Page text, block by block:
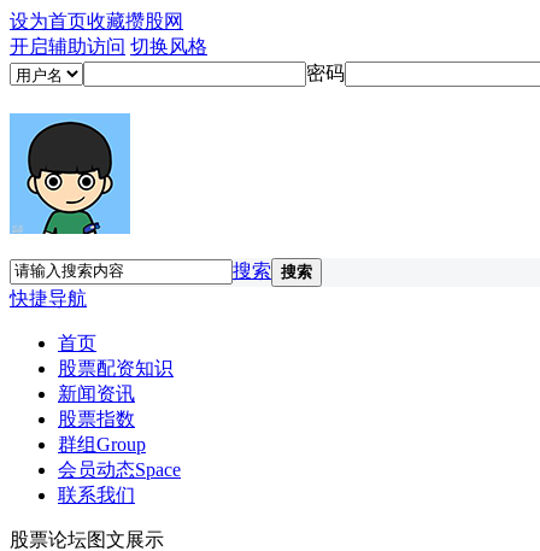
设为首页收藏攒股网
开启辅助访问 切换风格
密码
搜索 搜索
快捷导航
首页
股票配资知识
新闻资讯
股票指数
群组Group
会员动态Space
联系我们
股票论坛图文展示